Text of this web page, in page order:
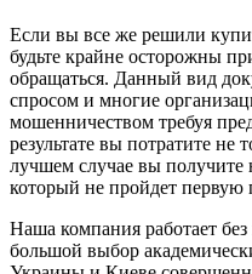
Если вы все же решили
будьте крайне осторожны
обращаться. Данный вид
спросом и многие
мошенничеством требуя
результате вы потратите не
лучшем случае вы получите
который не пройдет первую
Наша компания работает
большой выбор